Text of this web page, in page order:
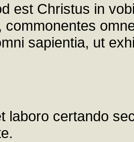
est Christus in
commonentes
sapientia, ut
laboro certando